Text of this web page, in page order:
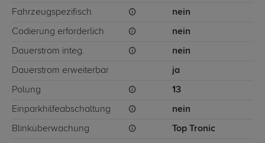
Fahrzeugspezifisch nein
Codierung erforderlich nein
Dauerstrom integ. nein
Dauerstrom erweiterbar ja
Polung 13
Einparkhilfeabschaltung nein
Blinküberwachung Top Tronic